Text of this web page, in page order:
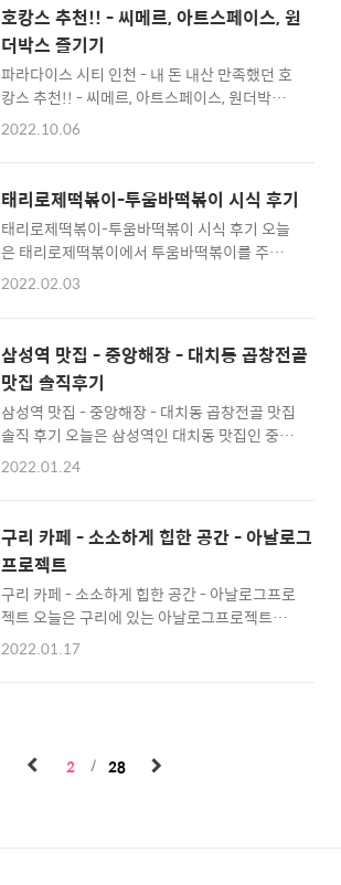
왔습니다! 저의 에비 한상은 새우튀김과, 고구
마튀김, 김튀김이 잔뜩 올라간 ..
룸을 예약했어요! 룸 상태는 깔끔한 편입니다.
테이블과 의자, 소파가 있어서 간단한 간식이나
식사를 할 때 편했어요. 옷장 안에는 신발을 수
납할 수 있는 공간과, 샤워가운이 있어요. 화장
실도 깔끔해요. 제가 좋아하는 투 세면대! 샤워
부스와 욕조가 따로 있습니다. 어매니티는 펜할
제품인데, 저는 처음 봤어요! 향은 좋았고요~ 냉
장고와 기본적인..
호캉스 추천!! - 씨메르, 아트스페이스, 원
더박스 즐기기
파라다이스 시티 인천 - 내 돈 내산 만족했던 호
캉스 추천!! - 씨메르, 아트스페이스, 원더박스
즐기기 오늘은 여름휴가 겸 방문한 파라다이스
호텔입니다. 파라다이스시티호텔 인천은 가족
단위 호캉스로 매우매우 추천하는 호텔이에요.
서울 호텔이 가질 수 없는 넓은 대지를 가지고
있다는 장점이 있구요! 파라다이스시티 인천은
엔터테인먼트 복합리조트로 다양한 즐길거리와
가 있는데요. 파라다이스시티 인천이 다른 호캉
스와 차별화를 둘 수 있는 점 중 하나는 갤러리
인데요. 설치미술품을 관람할 수 있어 의미도 있
고, 좋았어요! 저는 평일에 가서 ..
2022.10.06
태리로제떡볶이-투움바떡볶이 시식 후기
태리로제떡볶이-투움바떡볶이 시식 후기 오늘
은 태리로제떡볶이에서 투움바떡볶이를 주문한
리뷰를 적어볼게요. 태리로제떡볶이에서는 늘
에 주문해봤습니다. 투움바떡볶이 1~2인분에
누들 밀떡+맵기는 3단계(조금 매운맛)+ 후랑크
소시지 2개 추가했고요. 날치알주먹밥을 추가
로 주문했습니다. 이렇게 주문하니 배달 팁 제외
14,000원이더라고요. 원래는 중국 당면을 늘
추가하는데, 이번에는 추가를 하지 않았습니다.
비벼서 먹었어요. 너무 맛있던데요??? 날치알
주먹밥 맛집이었습니다. 투움바떡볶이가 비주
얼적으로 로제떡볶이와 다른 점은 이렇게 위에
..
2022.02.03
삼성역 맛집 - 중앙해장 - 대치동 곱창전골
맛집 솔직후기
삼성역 맛집 - 중앙해장 - 대치동 곱창전골 맛집
솔직 후기 오늘은 삼성역인 대치동 맛집인 중앙
해장 맛과 주차 등에 관한 리뷰를 써볼게요. 중
정도의 웨이팅이 있었고, 1시간 정도 기다렸습
니다. 메뉴판입니다. 두 명이라 곱창전골 중자
를 주문했습니다. 기본으로 나오는 깍두기와 김
치입니다. 둘 다 제가 원하는 만큼은 익지 않았
습니다. 곱창전골이 나왔습니다. 우동사리도 같
이 나오네요. 이곳은 이모님들이 전혀 신경 써주
라주었습니다. 저희는 ..
2022.01.24
구리 카페 - 소소하게 힙한 공간 - 아날로그
프로젝트
구리 카페 - 소소하게 힙한 공간 - 아날로그프로
젝트 오늘은 구리에 있는 아날로그프로젝트라
는 카페에 갔던 리뷰입니다. 아날로그프로젝트
날로그 프로젝트의 감성을 한 번 보시죠! 카페
곳곳엔 낡은 듯, 오래된 듯 정겨운 아날로그 감
2022.01.17
2 28